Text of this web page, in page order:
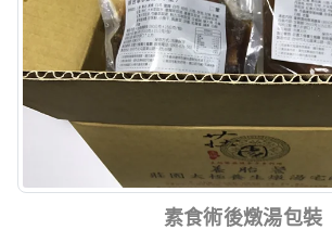
素食術後燉湯包裝